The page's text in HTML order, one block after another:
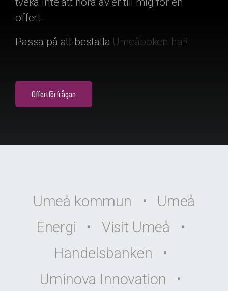
offert.
Passa på att beställa Umeåboken här!
Offertförfrågan
Umeå kommun • Umeå
Energi • Visit Umeå •
Handelsbanken •
Uminova Innovation •